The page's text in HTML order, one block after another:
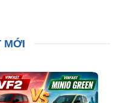
MỚI